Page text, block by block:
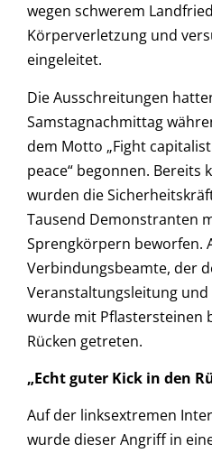
wegen schwerem
Körperverletzung und
eingeleitet.
Die Ausschreitungen
Samstagnachmittag
dem Motto „Fight
peace“ begonnen. Bereits
wurden die
Tausend Demonstranten
Sprengkörpern beworfen.
Verbindungsbeamte, der
Veranstaltungsleitung
wurde mit Pflastersteinen
Rücken getreten.
„Echt guter Kick in den
Auf der linksextremen
wurde dieser Angriff in